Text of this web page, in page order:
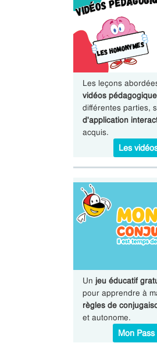
Les leçons
vidéos
différentes parties,
d'application
acquis.
Les
Un jeu éducatif
pour apprendre à
règles de
et autonome.
Mon